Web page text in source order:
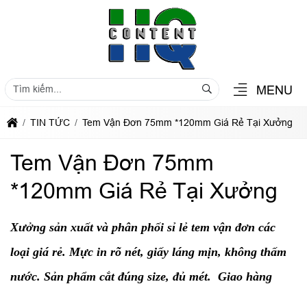
MENU
TIN TỨC Tem Vận Đơn 75mm *120mm Giá Rẻ Tại Xưởng
Tem Vận Đơn 75mm
*120mm Giá Rẻ Tại Xưởng
Xưởng sản xuất và phân phối sỉ lẻ tem vận đơn các
loại giá rẻ. Mực in rõ nét, giấy láng mịn, không thấm
nước. Sản phẩm cắt đúng size, đủ mét. Giao hàng